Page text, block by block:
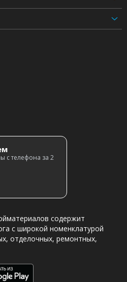
с телефона за 2
содержит
с широкой номенклатурой
отделочных, ремонтных,